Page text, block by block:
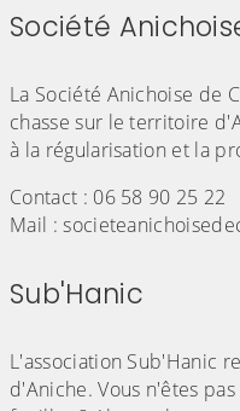
Société
La Société Anichoise de
chasse sur le territoire
à la régularisation et la
Contact : 06 58 90 25 22
Mail :
Sub'Hanic
L'association Sub'Hanic
d'Aniche. Vous n'êtes